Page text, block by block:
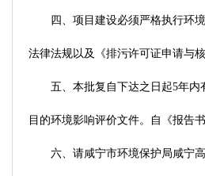
四、项目建设必须严格执行环
法律法规以及《排污许可证申请与
五、本批复自下达之日起5年
目的环境影响评价文件。自《报告
六、请咸宁市环境保护局咸宁